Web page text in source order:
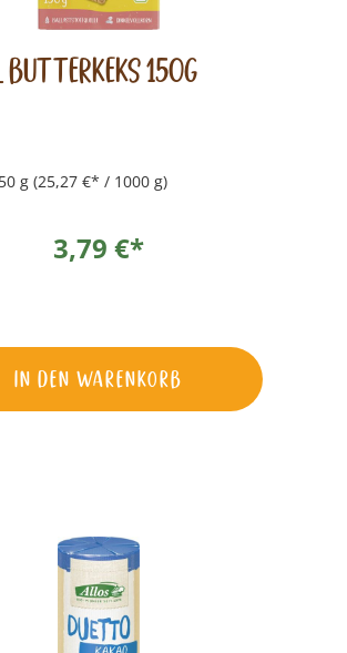
Butterkeks 150g
g (25,27 €* / 1000 g)
3,79 €*
In den Warenkorb